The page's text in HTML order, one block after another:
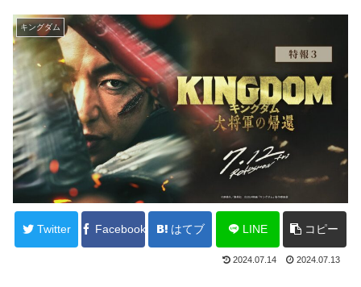
キングダム
Twitter Facebook はてブ LINE コピー
2024.07.14 2024.07.13